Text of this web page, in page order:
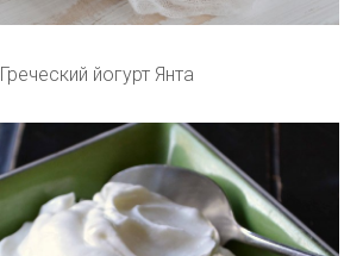
Греческий йогурт Янта